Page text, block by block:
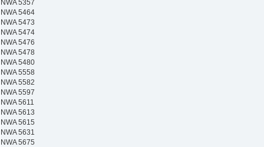
NWA 5357
NWA 5464
NWA 5473
NWA 5474
NWA 5476
NWA 5478
NWA 5480
NWA 5558
NWA 5582
NWA 5597
NWA 5611
NWA 5613
NWA 5615
NWA 5631
NWA 5675